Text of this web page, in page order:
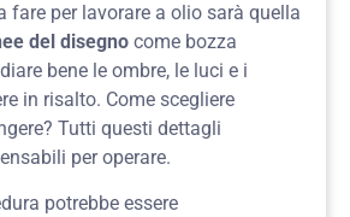
fare per lavorare a olio sarà quella
del disegno come bozza
bene le ombre, le luci e i
in risalto. Come scegliere
Tutti questi dettagli
per operare.
potrebbe essere